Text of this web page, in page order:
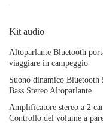
Kit audio
Altoparlante Bluetooth
viaggiare in campeggio
Suono dinamico
Bass Stereo Altoparlante
Amplificatore stereo a 2
Controllo del volume a